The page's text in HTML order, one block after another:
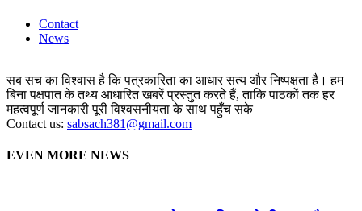
Contact
News
सब सच का विश्वास है कि पत्रकारिता का आधार सत्य और निष्पक्षता है। हम
बिना पक्षपात के तथ्य आधारित खबरें प्रस्तुत करते हैं, ताकि पाठकों तक हर
महत्वपूर्ण जानकारी पूरी विश्वसनीयता के साथ पहुँच सके
Contact us: sabsach381@gmail.com
EVEN MORE NEWS